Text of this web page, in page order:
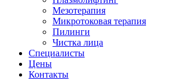
Мезотерапия
Микротоковая терапия
Пилинги
Чистка лица
Специалисты
Цены
Контакты